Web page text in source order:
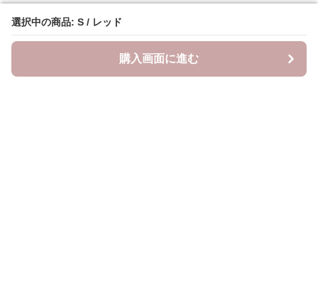
選択中の商品: S / レッド
購入画面に進む
選択中の商品: S / レッド
購入画面に進む